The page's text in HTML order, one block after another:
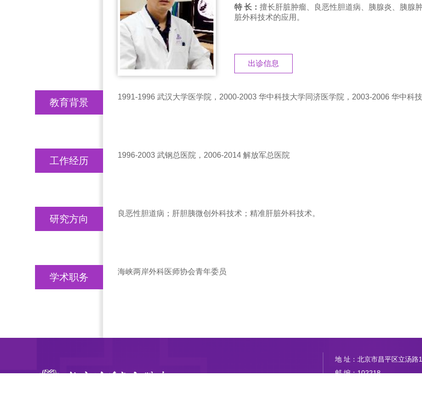
特 长： 擅长肝脏肿瘤、良恶性胆道病、胰腺炎、胰腺
脏外科技术的应用。
出诊信息
教育背景
1991-1996 武汉大学医学院，2000-2003 华中科技大学同济医学院，2003-2006 华中科技
工作经历
1996-2003 武钢总医院，2006-2014 解放军总医院
研究方向
良恶性胆道病；肝胆胰微创外科技术；精准肝脏外科技术。
学术职务
海峡两岸外科医师协会青年委员
地 址：北京市昌平区立汤路
邮 编：102218